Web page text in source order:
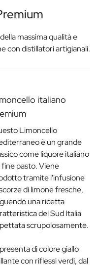
massima qualità e
con distillatori artigianali.
italiano
Limoncello
è un grande
come liquore italiano
fine pasto. Viene
tramite l'infusione
di limone fresche,
una ricetta
del Sud Italia
scrupolosamente.
di colore giallo
con riflessi verdi, dal